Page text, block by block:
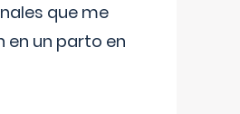
que me
en un parto en